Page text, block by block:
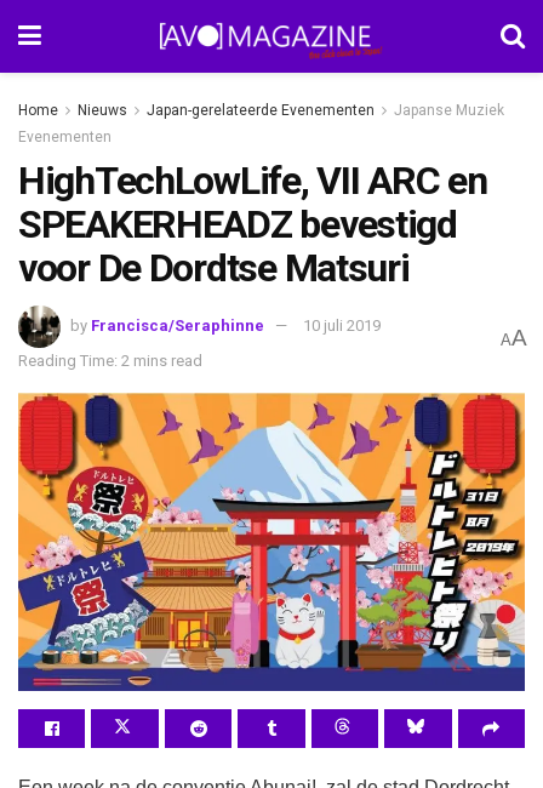
Home Nieuws Japan-gerelateerde Evenementen
Japanse Muziek
Evenementen
HighTechLowLife, VII ARC en
SPEAKERHEADZ bevestigd
voor De Dordtse Matsuri
by Francisca/Seraphinne
10 juli 2019
Reading Time: 2 mins read
AA